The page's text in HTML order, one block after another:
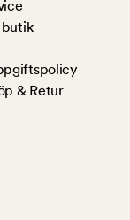
& Retur